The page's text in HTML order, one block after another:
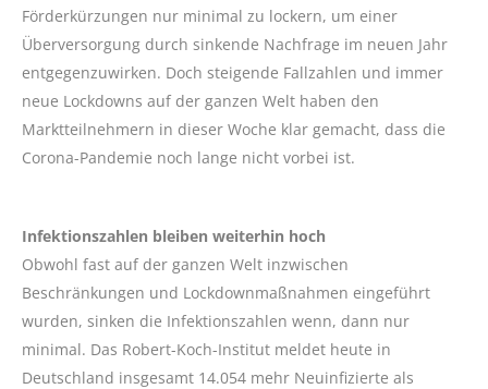
Förderkürzungen nur minimal zu lockern, um einer
Überversorgung durch sinkende Nachfrage im neuen Jahr
entgegenzuwirken. Doch steigende Fallzahlen und immer
neue Lockdowns auf der ganzen Welt haben den
Marktteilnehmern in dieser Woche klar gemacht, dass die
Corona-Pandemie noch lange nicht vorbei ist.
Infektionszahlen bleiben weiterhin hoch
Obwohl fast auf der ganzen Welt inzwischen
Beschränkungen und Lockdownmaßnahmen eingeführt
wurden, sinken die Infektionszahlen wenn, dann nur
minimal. Das Robert-Koch-Institut meldet heute in
Deutschland insgesamt 14.054 mehr Neuinfizierte als